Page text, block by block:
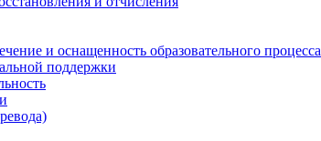
и оснащенность образовательного процесса
поддержки